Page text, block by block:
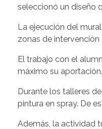
seleccionó un diseño
La ejecución del
zonas de
El trabajo con el
máximo su
Durante los talleres
pintura en spray. De
Además, la actividad